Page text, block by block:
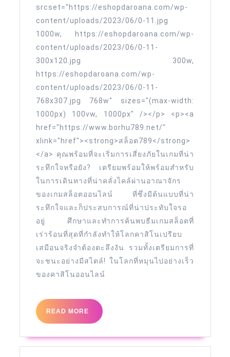
srcset="https://eshopdaroana.com/wp-
content/uploads/2023/06/0-11.jpg
1000w, https://eshopdaroana.com/wp-
content/uploads/2023/06/0-11-
300x120.jpg 300w,
https://eshopdaroana.com/wp-
content/uploads/2023/06/0-11-
768x307.jpg 768w" sizes="(max-width:
1000px) 100vw, 1000px" /></p> <p><a
href="https://www.borhu789.net/"
xlink="href"><strong>สล็อต789</strong>
</a> คุณพร้อมที่จะเริ่มการเสี่ยงภัยในเกมที่น่า
ระทึกใจหรือยัง? เตรียมพร้อมให้พร้อมสำหรับ
ในการเดินทางที่น่าคลั่งไคล้ผ่านอาณาจักร
ของเกมสล็อตออนไลน์ ที่ซึ่งมีต้นแบบที่น่า
ระทึกใจและก็ประสบการณ์ที่น่าประทับใจรอ
อยู่ ศึกษาและทำการค้นพบธีมเกมสล็อตที่
เร่าร้อนที่สุดที่กำลังทำให้โลกคาสิโนเปรียบ
เสมือนจริงจำต้องตะลึงงัน รวมทั้งเตรียมการที่
จะชนะอย่างมีสไตล์! ในโลกที่หมุนไปอย่างเร็ว
ของคาสิโนออนไลน์
READ MORE
READ
MORE